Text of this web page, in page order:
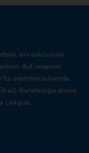
ein exklusiver
Auf unserem
für atemberaubende
Bundesliga sowie
League.